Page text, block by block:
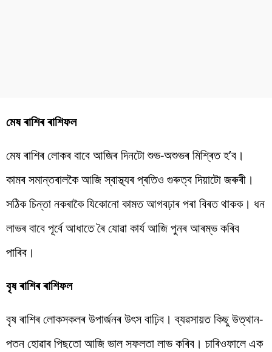
মেষ ৰাশিৰ ৰাশিফল
মেষ ৰাশিৰ লোকৰ বাবে আজিৰ দিনটো শুভ-অশুভৰ মিশ্ৰিত হ’ব।
কামৰ সমান্তৰালকৈ আজি স্বাস্থ্যৰ প্ৰতিও গুৰুত্ব দিয়াটো জৰুৰী।
সঠিক চিন্তা নকৰাকৈ যিকোনো কামত আগবঢ়াৰ পৰা বিৰত থাকক। ধন
লাভৰ বাবে পূৰ্বে আধাতে ৰৈ যোৱা কাৰ্য আজি পুনৰ আৰম্ভ কৰিব
পাৰিব।
বৃষ ৰাশিৰ ৰাশিফল
বৃষ ৰাশিৰ লোকসকলৰ উপাৰ্জনৰ উৎস বাঢ়িব। ব্যৱসায়ত কিছু উত্থান-
পতন হোৱাৰ পিছতো আজি ভাল সফলতা লাভ কৰিব। চাৰিওফালে এক